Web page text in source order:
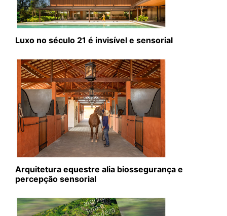
Luxo no século 21 é invisível e sensorial
Arquitetura equestre alia biossegurança e
percepção sensorial